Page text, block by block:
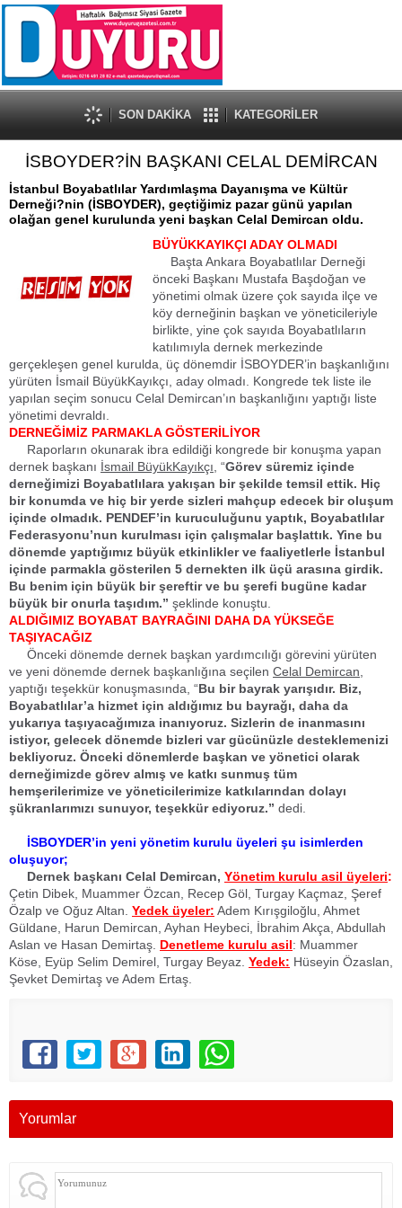
SON DAKİKA KATEGORİLER
İSBOYDER?İN BAŞKANI CELAL DEMİRCAN
İstanbul Boyabatlılar Yardımlaşma Dayanışma ve Kültür
Derneği?nin (İSBOYDER), geçtiğimiz pazar günü yapılan
olağan genel kurulunda yeni başkan Celal Demircan oldu.
BÜYÜKKAYIKÇI ADAY OLMADI
Başta Ankara Boyabatlılar Derneği
önceki Başkanı Mustafa Başdoğan ve
yönetimi olmak üzere çok sayıda ilçe ve
köy derneğinin başkan ve yöneticileriyle
birlikte, yine çok sayıda Boyabatlıların
katılımıyla dernek merkezinde
gerçekleşen genel kurulda, üç dönemdir İSBOYDER’in başkanlığını
yürüten İsmail BüyükKayıkçı, aday olmadı. Kongrede tek liste ile
yapılan seçim sonucu Celal Demircan’ın başkanlığını yaptığı liste
yönetimi devraldı.
DERNEĞİMİZ PARMAKLA GÖSTERİLİYOR
Raporların okunarak ibra edildiği kongrede bir konuşma yapan
dernek başkanı İsmail BüyükKayıkçı, “Görev süremiz içinde
derneğimizi Boyabatlılara yakışan bir şekilde temsil ettik. Hiç
bir konumda ve hiç bir yerde sizleri mahçup edecek bir oluşum
içinde olmadık. PENDEF’in kuruculuğunu yaptık, Boyabatlılar
Federasyonu’nun kurulması için çalışmalar başlattık. Yine bu
dönemde yaptığımız büyük etkinlikler ve faaliyetlerle İstanbul
içinde parmakla gösterilen 5 dernekten ilk üçü arasına girdik.
Bu benim için büyük bir şereftir ve bu şerefi bugüne kadar
büyük bir onurla taşıdım.” şeklinde konuştu.
ALDIĞIMIZ BOYABAT BAYRAĞINI DAHA DA YÜKSEĞE
TAŞIYACAĞIZ
Önceki dönemde dernek başkan yardımcılığı görevini yürüten
ve yeni dönemde dernek başkanlığına seçilen Celal Demircan,
yaptığı teşekkür konuşmasında, “Bu bir bayrak yarışıdır. Biz,
Boyabatlılar’a hizmet için aldığımız bu bayrağı, daha da
yukarıya taşıyacağımıza inanıyoruz. Sizlerin de inanmasını
istiyor, gelecek dönemde bizleri var gücünüzle desteklemenizi
bekliyoruz. Önceki dönemlerde başkan ve yönetici olarak
derneğimizde görev almış ve katkı sunmuş tüm
hemşerilerimize ve yöneticilerimize katkılarından dolayı
şükranlarımızı sunuyor, teşekkür ediyoruz.” dedi.
İSBOYDER’in yeni yönetim kurulu üyeleri şu isimlerden
oluşuyor;
Dernek başkanı Celal Demircan, Yönetim kurulu asil üyeleri:
Çetin Dibek, Muammer Özcan, Recep Göl, Turgay Kaçmaz, Şeref
Özalp ve Oğuz Altan. Yedek üyeler: Adem Kırışgiloğlu, Ahmet
Güldane, Harun Demircan, Ayhan Heybeci, İbrahim Akça, Abdullah
Aslan ve Hasan Demirtaş. Denetleme kurulu asil: Muammer
Köse, Eyüp Selim Demirel, Turgay Beyaz. Yedek: Hüseyin Özaslan,
Şevket Demirtaş ve Adem Ertaş.
Yorumlar